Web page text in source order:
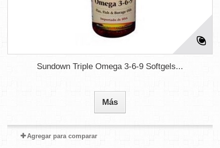
Sundown Triple Omega 3-6-9 Softgels...
Más
Agregar para comparar